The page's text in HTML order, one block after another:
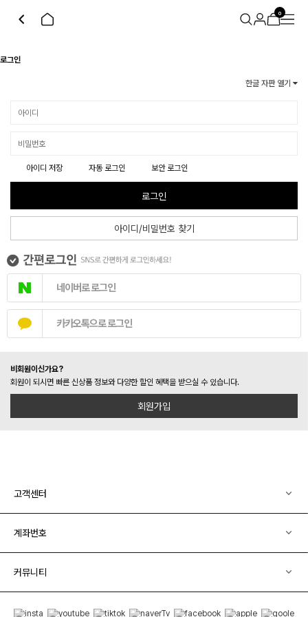
0
로그인
한글 자판 열기
아이디 저장 자동 로그인 보안 로그인
로그인
아이디/비밀번호 찾기
네이버로 로그인
카카오톡으로 로그인
비회원이신가요?
회원이 되시면 빠른 신상품 정보와 다양한 할인 혜택을 받으실 수 있습니다.
회원가입
고객센터
계좌번호
커뮤니티